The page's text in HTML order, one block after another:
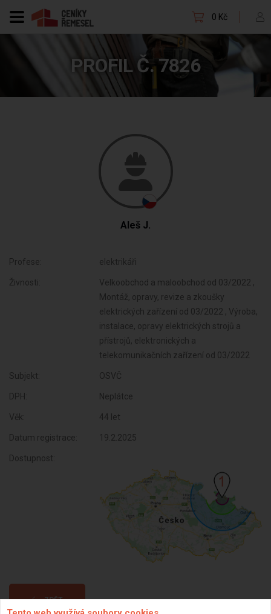
0 Kč
PROFIL Č. 7826
Aleš J.
Profese: elektrikáři
Živnosti:
Velkoobchod a maloobchod od 03/2022 ,
Montáž, opravy, revize a zkoušky
elektrických zařízení od 03/2022 , Výroba,
instalace, opravy elektrických strojů a
přístrojů, elektronických a
telekomunikačních zařízení od 03/2022
Subjekt: OSVČ
DPH: Neplátce
Věk: 44 let
Datum registrace: 19.2.2025
Dostupnost:
ZPĚT